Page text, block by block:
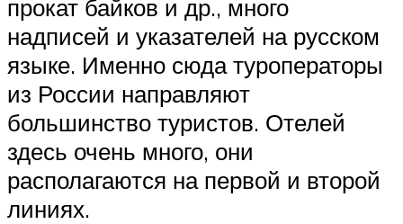
прокат байков и др., много
надписей и указателей на русском
языке. Именно сюда туроператоры
из России направляют
большинство туристов. Отелей
здесь очень много, они
располагаются на первой и второй
линиях.